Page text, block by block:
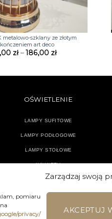
Zarządzaj swoją
pomiaru
privacy/ AKCEPTUJ
metalowo-szklany ze złotym
art deco
zł – 186,00 złZakres
do
OŚWIETLENIE
LAMPY SUFITOWE
LAMPY PODŁOGOWE
LAMPY STOŁOWE
KINKIETY